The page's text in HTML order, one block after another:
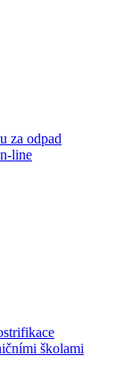
za odpad
line
školami